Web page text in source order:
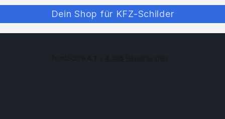
Dein Shop für KFZ-Schilder